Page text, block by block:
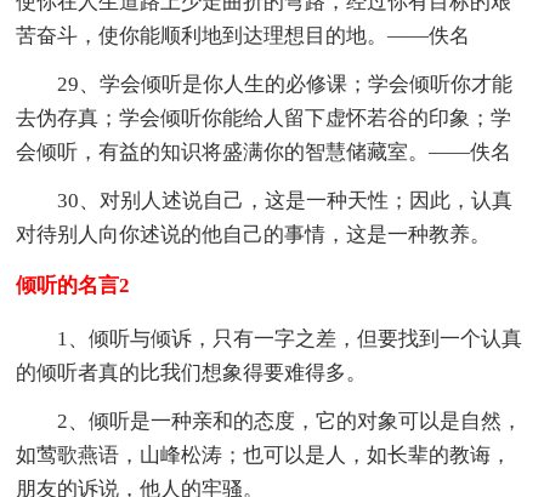
苦奋斗，使你能顺利地到达理想目的地。——佚名
29、学会倾听是你人生的必修课；学会倾听你才能
去伪存真；学会倾听你能给人留下虚怀若谷的印象；学
会倾听，有益的知识将盛满你的智慧储藏室。——佚名
30、对别人述说自己，这是一种天性；因此，认真
对待别人向你述说的他自己的事情，这是一种教养。
倾听的名言2
1、倾听与倾诉，只有一字之差，但要找到一个认真
的倾听者真的比我们想象得要难得多。
2、倾听是一种亲和的态度，它的对象可以是自然，
如莺歌燕语，山峰松涛；也可以是人，如长辈的教诲，
朋友的诉说，他人的牢骚。